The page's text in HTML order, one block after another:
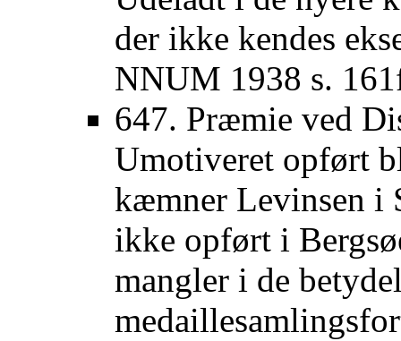
der ikke kendes
NNUM 1938 s.
647. Præmie ved
Umotiveret opført
kæmner Levinsen i
ikke opført i
mangler i de